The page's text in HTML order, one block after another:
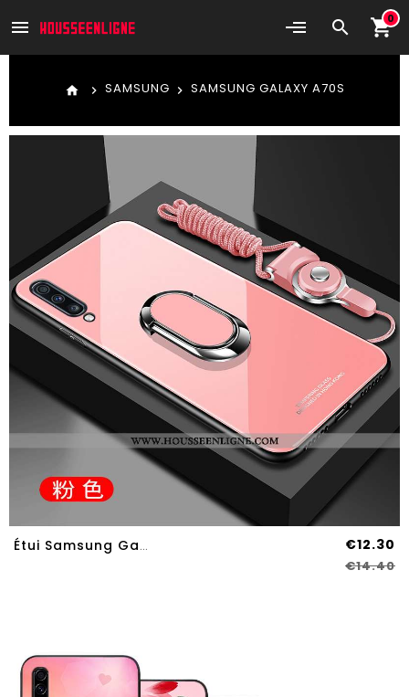
search shopping_cart
0
menu
home SAMSUNG SAMSUNG GALAXY A70S
Étui Samsung Galaxy A70s Verre Créatif Protection Miroir Incassable Téléphone Portable Rose €12.30
€14.40